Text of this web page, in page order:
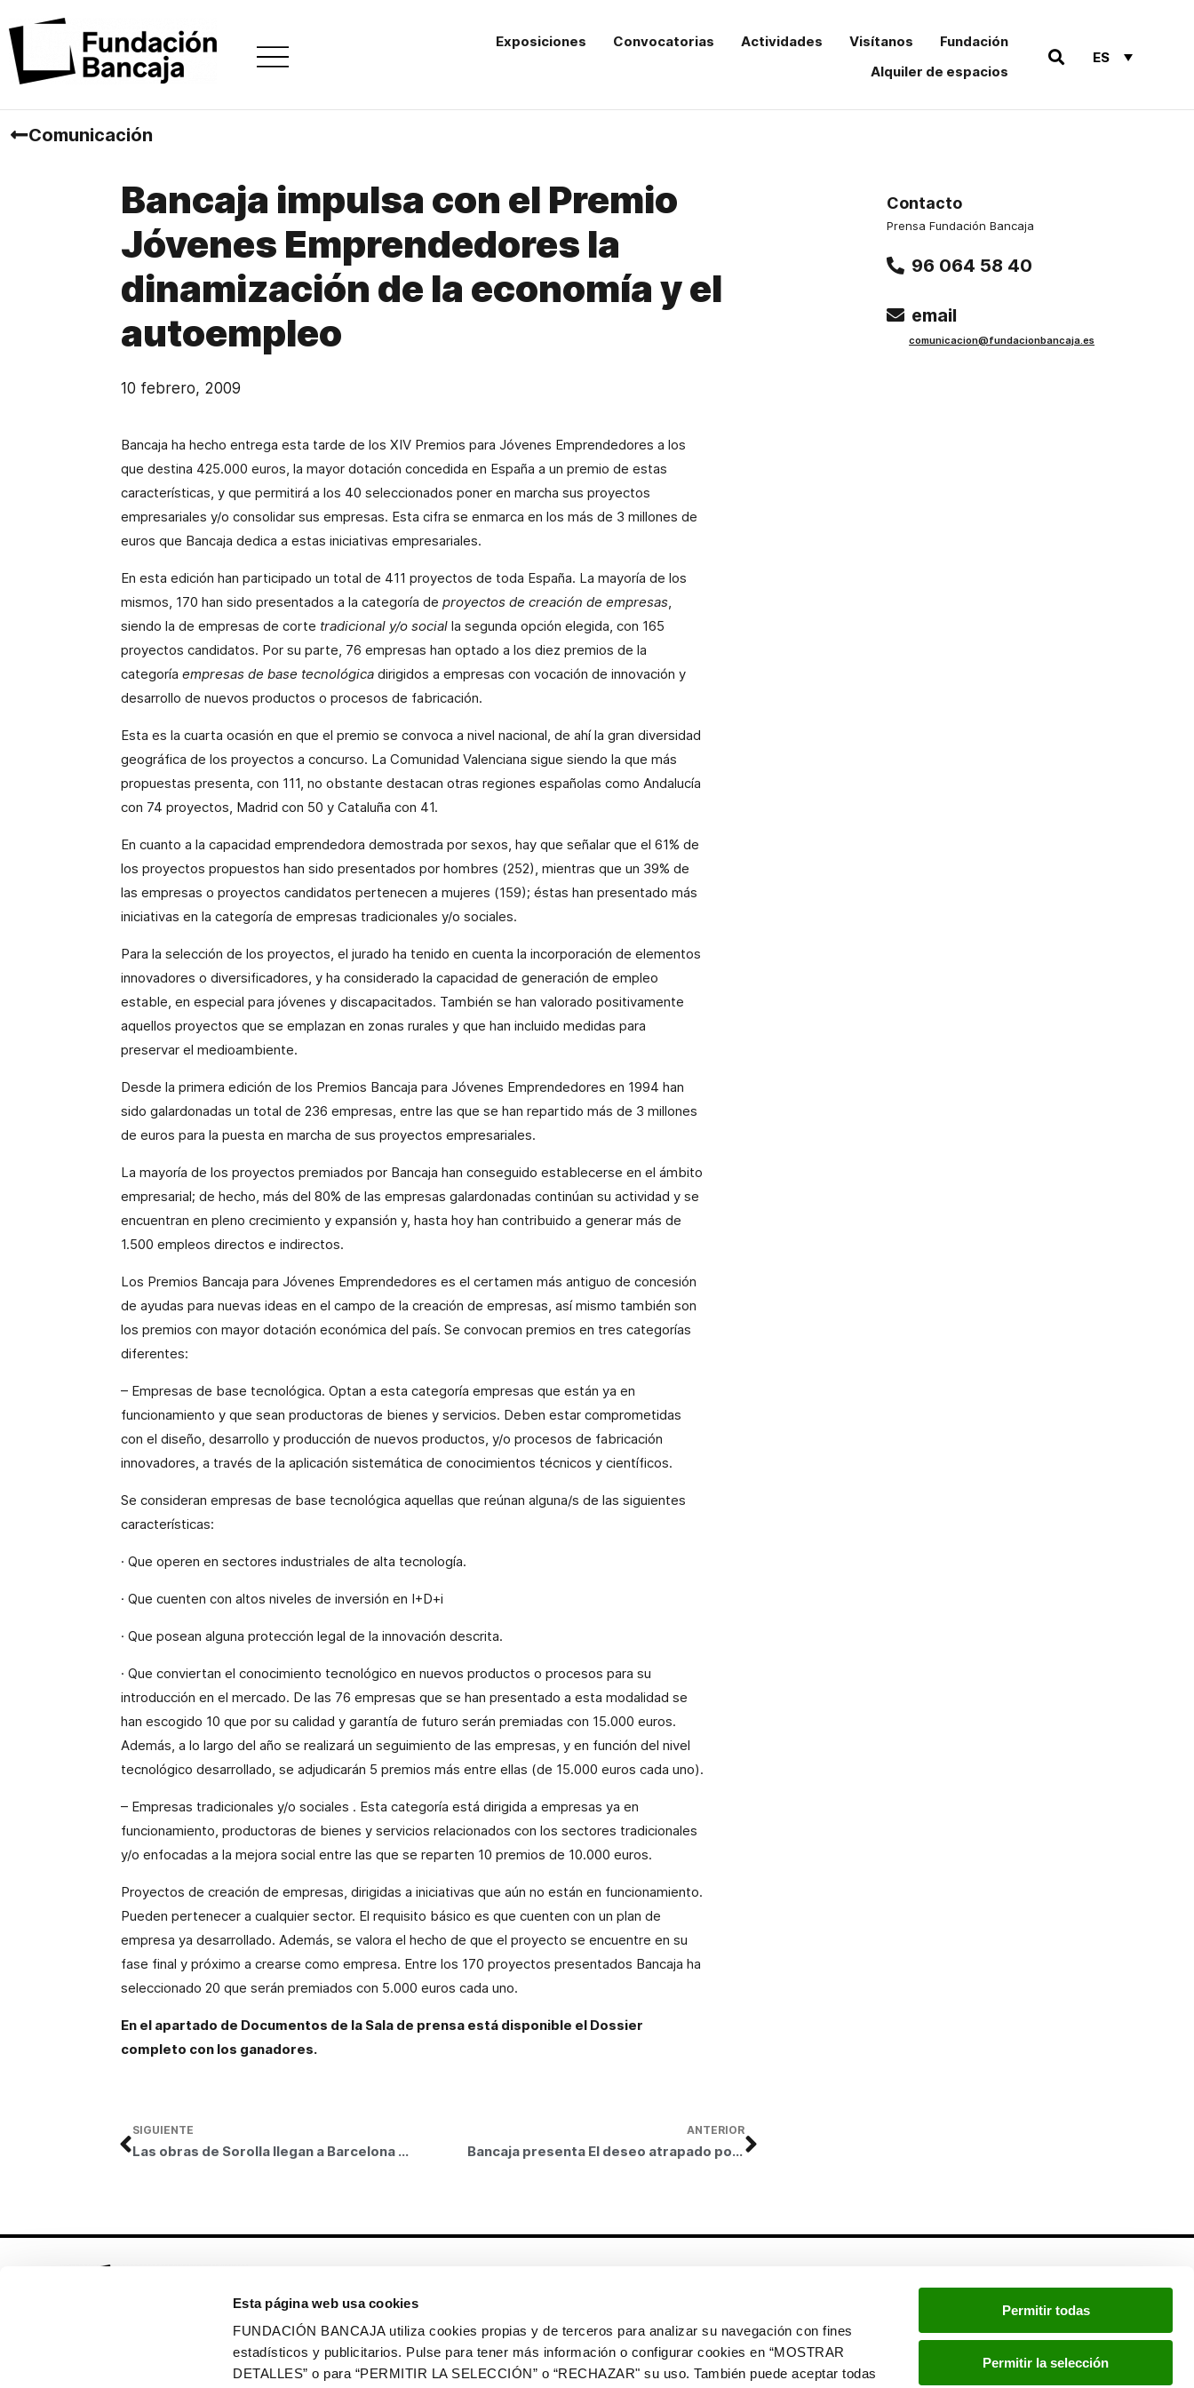
Esta página web usa cookies
FUNDACIÓN BANCAJA utiliza cookies propias y de terceros para analizar su navegación con fines
estadísticos y publicitarios. Pulse para tener más información o configurar cookies en “MOSTRAR
DETALLES” o para “PERMITIR LA SELECCIÓN” o “RECHAZAR" su uso. También puede aceptar todas
Permitir todas
Permitir la selección
Exposiciones Convocatorias Actividades Visítanos
Fundación
Alquiler de espacios
ES
Comunicación
Bancaja impulsa con el Premio
Jóvenes Emprendedores la
dinamización de la economía y el
autoempleo
10 febrero, 2009
Bancaja ha hecho entrega esta tarde de los XIV Premios para Jóvenes Emprendedores a los
que destina 425.000 euros, la mayor dotación concedida en España a un premio de estas
características, y que permitirá a los 40 seleccionados poner en marcha sus proyectos
empresariales y/o consolidar sus empresas. Esta cifra se enmarca en los más de 3 millones de
euros que Bancaja dedica a estas iniciativas empresariales.
En esta edición han participado un total de 411 proyectos de toda España. La mayoría de los
mismos, 170 han sido presentados a la categoría de proyectos de creación de empresas,
siendo la de empresas de corte tradicional y/o social la segunda opción elegida, con 165
proyectos candidatos. Por su parte, 76 empresas han optado a los diez premios de la
categoría empresas de base tecnológica dirigidos a empresas con vocación de innovación y
desarrollo de nuevos productos o procesos de fabricación.
Esta es la cuarta ocasión en que el premio se convoca a nivel nacional, de ahí la gran diversidad
geográfica de los proyectos a concurso. La Comunidad Valenciana sigue siendo la que más
propuestas presenta, con 111, no obstante destacan otras regiones españolas como Andalucía
con 74 proyectos, Madrid con 50 y Cataluña con 41.
En cuanto a la capacidad emprendedora demostrada por sexos, hay que señalar que el 61% de
los proyectos propuestos han sido presentados por hombres (252), mientras que un 39% de
las empresas o proyectos candidatos pertenecen a mujeres (159); éstas han presentado más
iniciativas en la categoría de empresas tradicionales y/o sociales.
Para la selección de los proyectos, el jurado ha tenido en cuenta la incorporación de elementos
innovadores o diversificadores, y ha considerado la capacidad de generación de empleo
estable, en especial para jóvenes y discapacitados. También se han valorado positivamente
aquellos proyectos que se emplazan en zonas rurales y que han incluido medidas para
preservar el medioambiente.
Desde la primera edición de los Premios Bancaja para Jóvenes Emprendedores en 1994 han
sido galardonadas un total de 236 empresas, entre las que se han repartido más de 3 millones
de euros para la puesta en marcha de sus proyectos empresariales.
La mayoría de los proyectos premiados por Bancaja han conseguido establecerse en el ámbito
empresarial; de hecho, más del 80% de las empresas galardonadas continúan su actividad y se
encuentran en pleno crecimiento y expansión y, hasta hoy han contribuido a generar más de
1.500 empleos directos e indirectos.
Los Premios Bancaja para Jóvenes Emprendedores es el certamen más antiguo de concesión
de ayudas para nuevas ideas en el campo de la creación de empresas, así mismo también son
los premios con mayor dotación económica del país. Se convocan premios en tres categorías
diferentes:
– Empresas de base tecnológica. Optan a esta categoría empresas que están ya en
funcionamiento y que sean productoras de bienes y servicios. Deben estar comprometidas
con el diseño, desarrollo y producción de nuevos productos, y/o procesos de fabricación
innovadores, a través de la aplicación sistemática de conocimientos técnicos y científicos.
Se consideran empresas de base tecnológica aquellas que reúnan alguna/s de las siguientes
características:
· Que operen en sectores industriales de alta tecnología.
· Que cuenten con altos niveles de inversión en I+D+i
· Que posean alguna protección legal de la innovación descrita.
· Que conviertan el conocimiento tecnológico en nuevos productos o procesos para su
introducción en el mercado. De las 76 empresas que se han presentado a esta modalidad se
han escogido 10 que por su calidad y garantía de futuro serán premiadas con 15.000 euros.
Además, a lo largo del año se realizará un seguimiento de las empresas, y en función del nivel
tecnológico desarrollado, se adjudicarán 5 premios más entre ellas (de 15.000 euros cada uno).
– Empresas tradicionales y/o sociales . Esta categoría está dirigida a empresas ya en
funcionamiento, productoras de bienes y servicios relacionados con los sectores tradicionales
y/o enfocadas a la mejora social entre las que se reparten 10 premios de 10.000 euros.
Proyectos de creación de empresas, dirigidas a iniciativas que aún no están en funcionamiento.
Pueden pertenecer a cualquier sector. El requisito básico es que cuenten con un plan de
empresa ya desarrollado. Además, se valora el hecho de que el proyecto se encuentre en su
fase final y próximo a crearse como empresa. Entre los 170 proyectos presentados Bancaja ha
seleccionado 20 que serán premiados con 5.000 euros cada uno.
En el apartado de Documentos de la Sala de prensa está disponible el Dossier
completo con los ganadores.
ANTERIOR
Bancaja presenta El deseo atrapado por la cola en el Círculo de Bellas Artes de Madrid
SIGUIENTE
Las obras de Sorolla llegan a Barcelona de la mano de Bancaja
Contacto
Prensa Fundación Bancaja
96 064 58 40
email
comunicacion@fundacionbancaja.es
Colección de arte
Solicitud de imágenes de la
colección de arte
Si quieres estar a la última, inscríbete a nuestra
newsletter: